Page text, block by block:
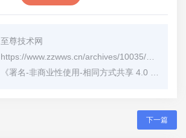
至尊技术网
《署名-非商业性使用-相同方式共享 4.0 国际 (CC BY-NC-SA 4.0)
下一篇